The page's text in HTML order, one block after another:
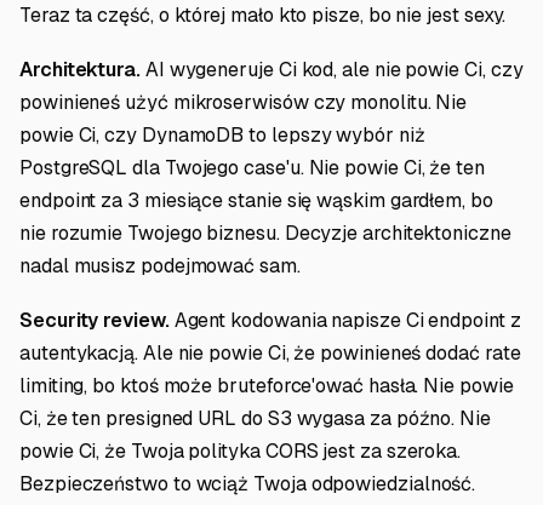
Teraz ta część, o której mało kto pisze, bo nie jest sexy.
Architektura.AI wygeneruje Ci kod, ale nie powie Ci, czy
powinieneś użyć mikroserwisów czy monolitu. Nie
powie Ci, czy DynamoDB to lepszy wybór niż
PostgreSQL dla Twojego case'u. Nie powie Ci, że ten
endpoint za 3 miesiące stanie się wąskim gardłem, bo
nie rozumie Twojego biznesu. Decyzje architektoniczne
nadal musisz podejmować sam.
Security review.Agent kodowania napisze Ci endpoint z
autentykacją. Ale nie powie Ci, że powinieneś dodać rate
limiting, bo ktoś może bruteforce'ować hasła. Nie powie
Ci, że ten presigned URL do S3 wygasa za późno. Nie
powie Ci, że Twoja polityka CORS jest za szeroka.
Bezpieczeństwo to wciąż Twoja odpowiedzialność.